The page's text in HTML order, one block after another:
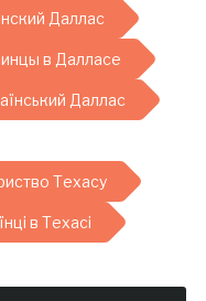
Даллас
в Далласе
Даллас
Техасу
в Техасі